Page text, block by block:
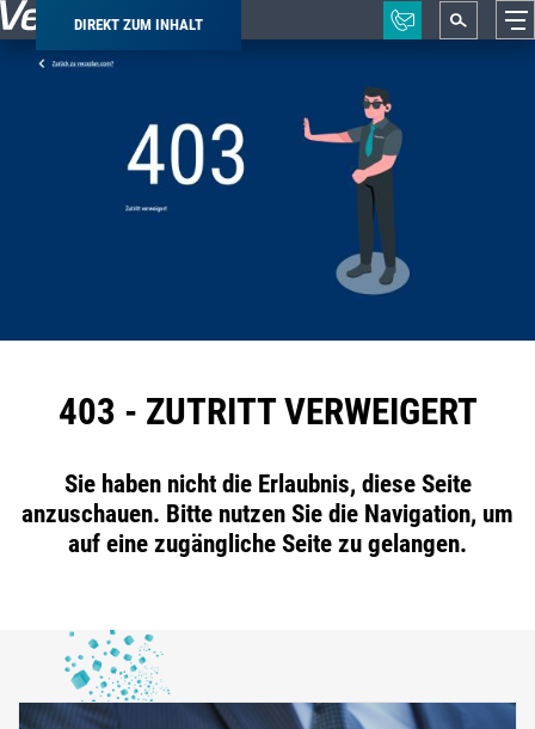
DIREKT ZUM INHALT
Pfadnavigation
403 - ZUTRITT VERWEIGERT
Sie haben nicht die Erlaubnis, diese Seite
anzuschauen. Bitte nutzen Sie die Navigation, um
auf eine zugängliche Seite zu gelangen.